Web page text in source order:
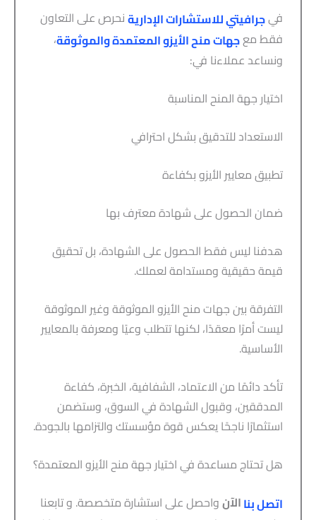
فيجرافيتي للاستشارات الإداريةنحرص على التعاون
فقط معجهات منح الأيزو المعتمدة والموثوقة،
ونساعد عملاءنا في:
اختيار جهة المنح المناسبة
الاستعداد للتدقيق بشكل احترافي
تطبيق معايير الأيزو بكفاءة
ضمان الحصول على شهادة معترف بها
هدفنا ليس فقط الحصول على الشهادة، بل تحقيق
قيمة حقيقية ومستدامة لعملك.
التفرقة بين جهات منح الأيزو الموثوقة وغير الموثوقة
ليست أمرًا معقدًا، لكنها تتطلب وعيًا ومعرفة بالمعايير
الأساسية.
تأكد دائمًا من الاعتماد، الشفافية، الخبرة، كفاءة
المدققين، وقبول الشهادة في السوق، وستضمن
استثمارًا ناجحًا يعكس قوة مؤسستك والتزامها بالجودة.
هل تحتاج مساعدة في اختيار جهة منح الأيزو المعتمدة؟
اتصل بناالآنواحصل على استشارة متخصصة. وتابعنا